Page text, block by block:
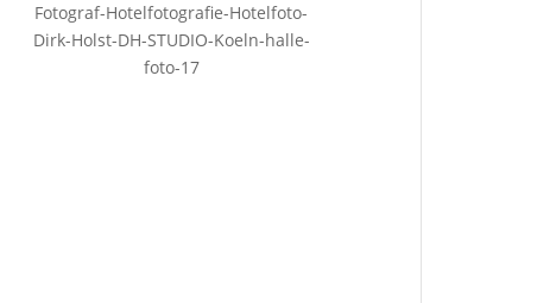
Fotograf-Hotelfotografie-Hotelfoto-
Dirk-Holst-DH-STUDIO-Koeln-halle-
foto-17